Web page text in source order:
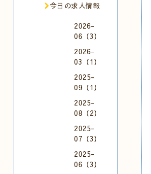
今日の求人情報
2026-
06（3）
2026-
03（1）
2025-
09（1）
2025-
08（2）
2025-
07（3）
2025-
06（3）